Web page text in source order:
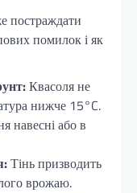
постраждати
помилок і як
Квасоля не
нижче 15°C.
навесні або в
Тінь призводить
врожаю.